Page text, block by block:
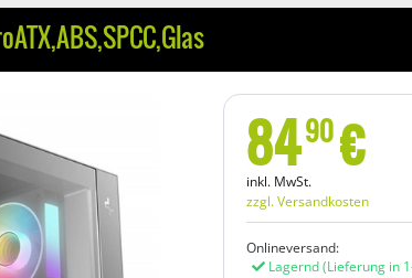
8490€
inkl. MwSt.
zzgl. Versandkosten
Onlineversand:
Lagernd(Lieferung in